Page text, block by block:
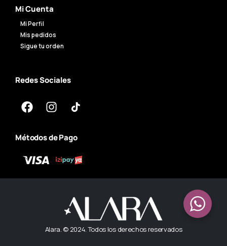
Mi Cuenta
Mi Perfil
Mis pedidos
Sigue tu orden
Redes Sociales
Métodos de Pago
Alara. © 2024. Todos los derechos reservados